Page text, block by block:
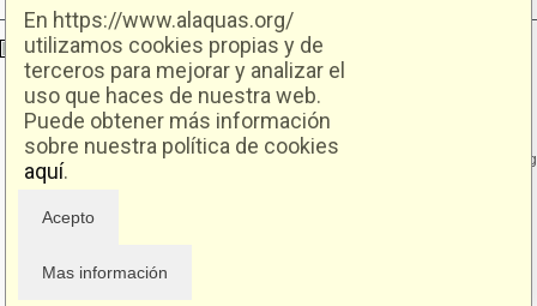
En https://www.alaquas.org/
utilizamos cookies propias y de
terceros para mejorar y analizar el
uso que haces de nuestra web.
Puede obtener más información
sobre nuestra política de cookies
aquí.
Ajuntament d'Alaquàs Creative Commons
Ajuntament d'Alaquàs.
C/. Major 88. CP: 46970 Alaquàs.dir3: L01460057
Tel.: 96 151 94 00 | FAX: 96 151 94 03 | info@alaquas.org